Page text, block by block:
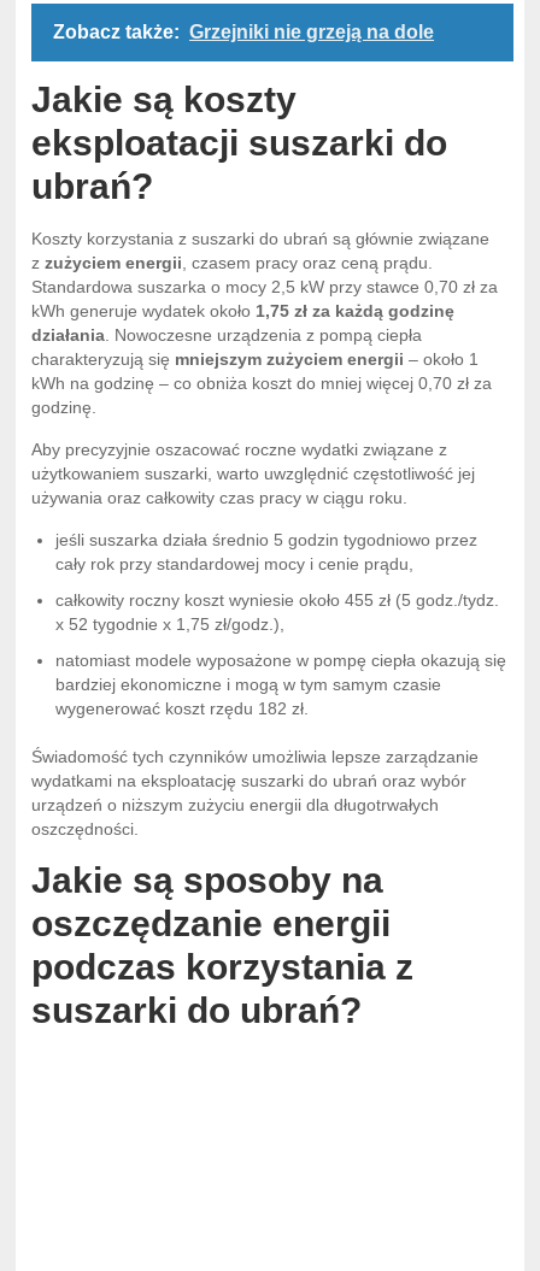
Zobacz także: Grzejniki nie grzeją na dole
Jakie są koszty
eksploatacji suszarki do
ubrań?
Koszty korzystania z suszarki do ubrań są głównie związane
zzużyciem energii, czasem pracy oraz ceną prądu.
Standardowa suszarka o mocy 2,5 kW przy stawce 0,70 zł za
kWh generuje wydatek około 1,75 zł za każdą godzinę
działania. Nowoczesne urządzenia z pompą ciepła
charakteryzują się mniejszym zużyciem energii – około 1
kWh na godzinę – co obniża koszt do mniej więcej 0,70 zł za
godzinę.
Aby precyzyjnie oszacować roczne wydatki związane z
użytkowaniem suszarki, warto uwzględnić częstotliwość jej
używania oraz całkowity czas pracy w ciągu roku.
jeśli suszarka działa średnio 5 godzin tygodniowo przez
cały rok przy standardowej mocy i cenie prądu,
całkowity roczny koszt wyniesie około 455 zł (5 godz./tydz.
x 52 tygodnie x 1,75 zł/godz.),
natomiast modele wyposażone w pompę ciepła okazują się
bardziej ekonomiczne i mogą w tym samym czasie
wygenerować koszt rzędu 182 zł.
Świadomość tych czynników umożliwia lepsze zarządzanie
wydatkami na eksploatację suszarki do ubrań oraz wybór
urządzeń o niższym zużyciu energii dla długotrwałych
oszczędności.
Jakie są sposoby na
oszczędzanie energii
podczas korzystania z
suszarki do ubrań?